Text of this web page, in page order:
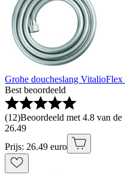
Grohe doucheslang
Best beoordeeld
(12)Beoordeeld met 4.8 van
26.49
Prijs: 26.49 euro